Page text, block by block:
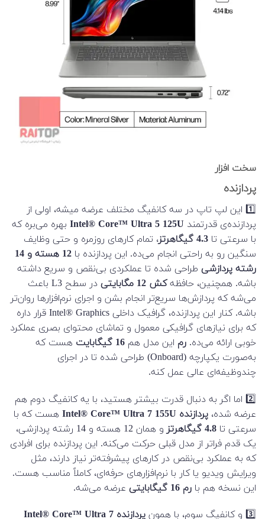
سخت افزار
پردازنده
1️⃣ این لپ تاپ در سه کانفیگ مختلف عرضه میشه، اولی از
پردازنده‌ی قدرتمند Intel® Core™ Ultra 5 125U بهره می‌بره که
با سرعتی تا 4.3 گیگاهرتز
، تمام کارهای روزمره و حتی وظایف
سنگین رو به راحتی انجام می‌ده. این پردازنده با
12 هسته و 14
رشته پردازشی طراحی شده تا عملکردی بی‌نقص و سریع داشته
باشه. همچنین، حافظهکش 12 مگابایتی
در سطح L3 باعث
می‌شه که پردازش‌ها سریع‌تر انجام بشن و اجرای نرم‌افزارها روان‌تر
باشه. کنار این پردازنده، گرافیک داخلی Intel® Graphics قرار داره
که برای نیازهای گرافیکی معمول و تماشای محتوای بصری عملکرد
خوبی ارائه می‌ده. رم این مدل هم 16 گیگابایت
هست که
به‌صورت یکپارچه (Onboard) طراحی شده تا در اجرای
چندوظیفه‌ای عالی عمل کنه.
2️⃣ اما اگر به دنبال قدرت بیشتر هستید، با یه کانفیگ دوم هم
عرضه شده، پردازنده Intel® Core™ Ultra 7 155U
هست که با
سرعتی تا 4.8 گیگاهرتز
و همان 12 هسته و 14 رشته پردازشی،
یک قدم فراتر از مدل قبلی حرکت می‌کنه. این پردازنده برای افرادی
که به عملکرد بی‌نقص در کارهای پیشرفته‌تر نیاز دارند، مثل
ویرایش ویدیو یا کار با نرم‌افزارهای حرفه‌ای، کاملاً مناسب هست.
این نسخه هم با رم 16 گیگابایتی عرضه می‌شه.
3️⃣ و کانفیگ سوم، با همون پردازنده Intel® Core™ Ultra 7